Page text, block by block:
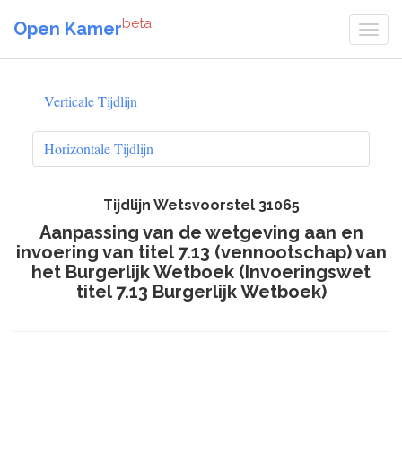
Open Kamerbeta
Verticale Tijdlijn
Horizontale Tijdlijn
Tijdlijn Wetsvoorstel 31065
Aanpassing van de wetgeving aan en
invoering van titel 7.13 (vennootschap) van
het Burgerlijk Wetboek (Invoeringswet
titel 7.13 Burgerlijk Wetboek)